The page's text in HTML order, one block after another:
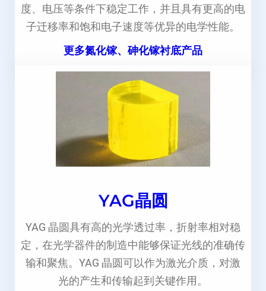
度、电压等条件下稳定工作，并且具有更高的电
子迁移率和饱和电子速度等优异的电学性能。
更多氮化镓、砷化镓衬底产品
YAG晶圆
YAG 晶圆具有高的光学透过率，折射率相对稳
定，在光学器件的制造中能够保证光线的准确传
输和聚焦。YAG 晶圆可以作为激光介质，对激
光的产生和传输起到关键作用。